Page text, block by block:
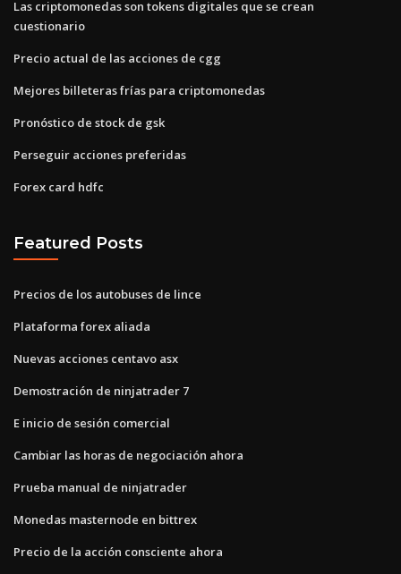
Las criptomonedas son tokens digitales que se crean
cuestionario
Precio actual de las acciones de cgg
Mejores billeteras frías para criptomonedas
Pronóstico de stock de gsk
Perseguir acciones preferidas
Forex card hdfc
Featured Posts
Precios de los autobuses de lince
Plataforma forex aliada
Nuevas acciones centavo asx
Demostración de ninjatrader 7
E inicio de sesión comercial
Cambiar las horas de negociación ahora
Prueba manual de ninjatrader
Monedas masternode en bittrex
Precio de la acción consciente ahora